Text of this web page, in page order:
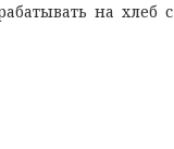
на хлеб с